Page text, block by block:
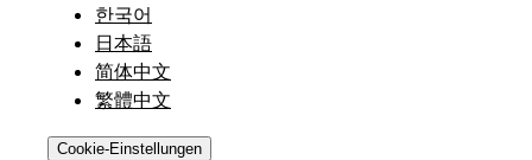
한국어
日本語
简体中文
繁體中文
Cookie-Einstellungen